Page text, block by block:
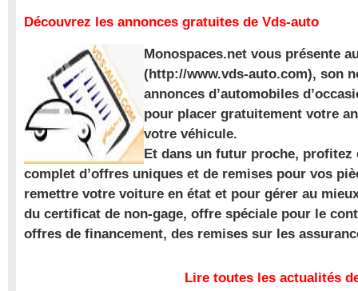
Découvrez les annonces gratuites de Vds-auto
Monospaces.net vous présente
(http://www.vds-auto.com), son
annonces d’automobiles
pour placer gratuitement votre
votre véhicule.
Et dans un futur proche, profitez
complet d’offres uniques et de remises pour vos
remettre votre voiture en état et pour gérer au
du certificat de non-gage, offre spéciale pour le
offres de financement, des remises sur les
Lire toutes les actualités